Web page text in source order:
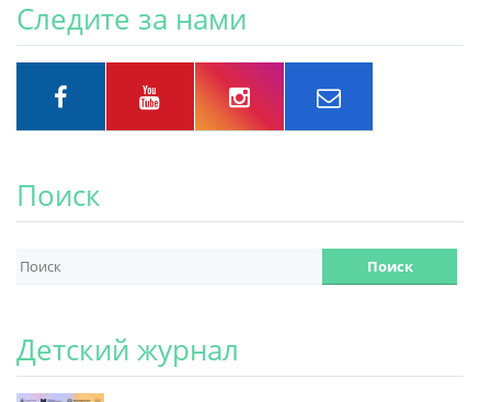
Следите за нами
Поиск
Детский журнал